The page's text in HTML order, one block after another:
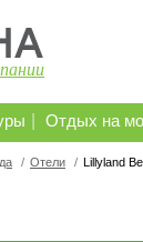
Отдых на
/ Отели / Lillyland